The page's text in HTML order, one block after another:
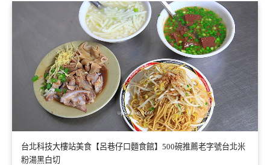
台北科技大樓站美食【呂巷仔口麵食館】500碗推薦老字號台北米
粉湯黑白切